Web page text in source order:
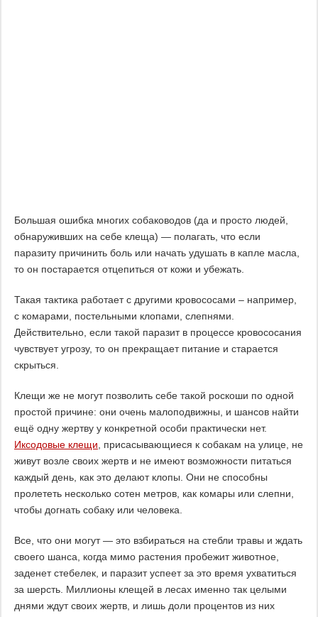
Большая ошибка многих собаководов (да и просто людей,
обнаруживших на себе клеща) — полагать, что если
паразиту причинить боль или начать удушать в капле масла,
то он постарается отцепиться от кожи и убежать.
Такая тактика работает с другими кровососами – например,
с комарами, постельными клопами, слепнями.
Действительно, если такой паразит в процессе кровососания
чувствует угрозу, то он прекращает питание и старается
скрыться.
Клещи же не могут позволить себе такой роскоши по одной
простой причине: они очень малоподвижны, и шансов найти
ещё одну жертву у конкретной особи практически нет.
Иксодовые клещи , присасывающиеся к собакам на улице, не
живут возле своих жертв и не имеют возможности питаться
каждый день, как это делают клопы. Они не способны
пролететь несколько сотен метров, как комары или слепни,
чтобы догнать собаку или человека.
Все, что они могут — это взбираться на стебли травы и ждать
своего шанса, когда мимо растения пробежит животное,
заденет стебелек, и паразит успеет за это время ухватиться
за шерсть. Миллионы клещей в лесах именно так целыми
днями ждут своих жертв, и лишь доли процентов из них